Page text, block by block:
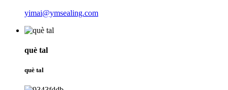
yimai@ymsealing.com
què tal
què tal